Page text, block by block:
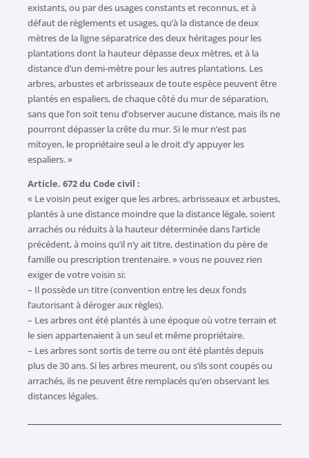
existants, ou par des usages constants et reconnus, et à
défaut de règlements et usages, qu’à la distance de deux
mètres de la ligne séparatrice des deux héritages pour les
plantations dont la hauteur dépasse deux mètres, et à la
distance d’un demi-mètre pour les autres plantations. Les
arbres, arbustes et arbrisseaux de toute espèce peuvent être
plantés en espaliers, de chaque côté du mur de séparation,
sans que l’on soit tenu d’observer aucune distance, mais ils ne
pourront dépasser la crête du mur. Si le mur n’est pas
mitoyen, le propriétaire seul a le droit d’y appuyer les
espaliers. »
Article. 672 du Code civil :
« Le voisin peut exiger que les arbres, arbrisseaux et arbustes,
plantés à une distance moindre que la distance légale, soient
arrachés ou réduits à la hauteur déterminée dans l’article
précédent, à moins qu’il n’y ait titre, destination du père de
famille ou prescription trentenaire. » vous ne pouvez rien
exiger de votre voisin si:
– Il possède un titre (convention entre les deux fonds
l’autorisant à déroger aux règles).
– Les arbres ont été plantés à une époque où votre terrain et
le sien appartenaient à un seul et même propriétaire.
– Les arbres sont sortis de terre ou ont été plantés depuis
plus de 30 ans. Si les arbres meurent, ou s’ils sont coupés ou
arrachés, ils ne peuvent être remplacés qu’en observant les
distances légales.